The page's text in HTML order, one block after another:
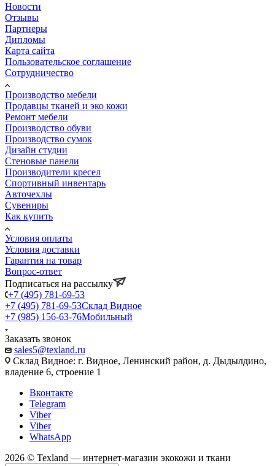
Новости
Отзывы
Партнеры
Дипломы
Карта сайта
Пользовательское соглашение
Сотрудничество
Производство мебели
Продавцы тканей и эко кожи
Ремонт мебели
Производство обуви
Производство сумок
Дизайн студии
Стеновые панели
Производители кресел
Спортивный инвентарь
Авточехлы
Сувениры
Как купить
Условия оплаты
Условия доставки
Гарантия на товар
Вопрос-ответ
Подписаться на рассылку
+7 (495) 781-69-53
+7 (495) 781-69-53Склад Видное
+7 (985) 156-63-76Мобильный
Заказать звонок
sales5@texland.ru
Склад Видное: г. Видное, Ленинский район, д. Дыдылдино,
владение 6, строение 1
Вконтакте
Telegram
Viber
Viber
WhatsApp
2026 © Texland — интернет-магазин экокожи и ткани